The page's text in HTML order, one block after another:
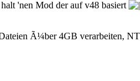
'nen Mod der auf v48 basiert
Ã¼ber 4GB verarbeiten,